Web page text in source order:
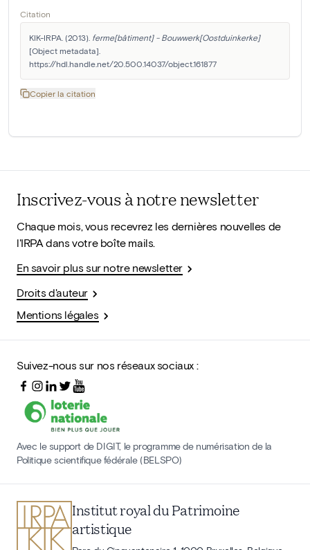
Citation
KIK-IRPA. (2013). ferme[bâtiment] - Bouwwerk[Oostduinkerke]
[Object metadata].
https://hdl.handle.net/20.500.14037/object.161877
Copier la citation
Inscrivez-vous à notre newsletter
Chaque mois, vous recevrez les dernières nouvelles de
l'IRPA dans votre boîte mails.
En savoir plus sur notre newsletter
Droits d'auteur
Mentions légales
Suivez-nous sur nos réseaux sociaux :
Avec le support de DIGIT, le programme de numérisation de la
Politique scientifique fédérale (BELSPO)
Institut royal du Patrimoine
artistique